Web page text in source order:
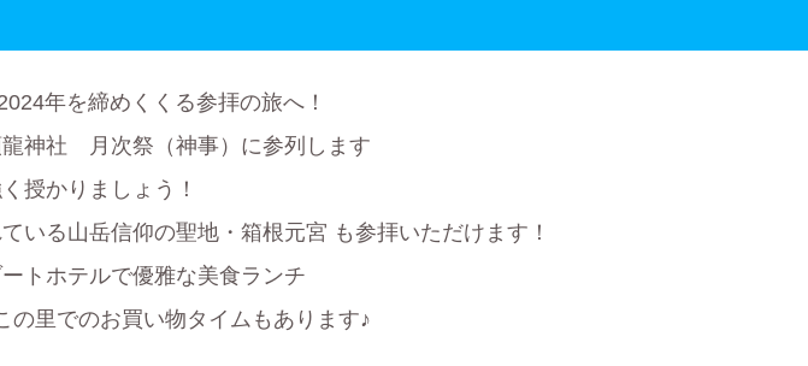
年を締めくくる参拝の旅へ！
龍神社 月次祭（神事）に参列します
授かりましょう！
る山岳信仰の聖地・箱根元宮 も参拝いただけます！
トホテルで優雅な美食ランチ
里でのお買い物タイムもあります♪